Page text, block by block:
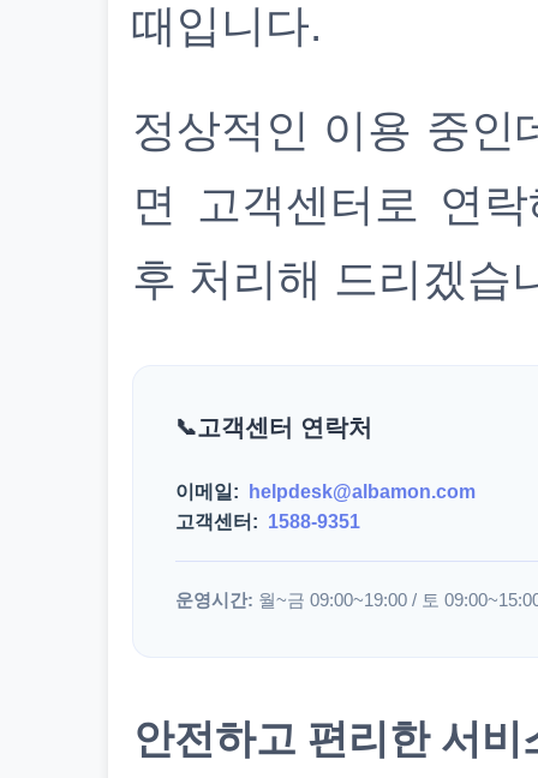
때입니다.
정상적인 이용 중인
면 고객센터로 연
후 처리해 드리겠습
고객센터 연락처
이메일:
helpdesk@albamon.com
고객센터: 1588-9351
운영시간: 월~금 09:00~19:00 / 토
안전하고 편리한 서